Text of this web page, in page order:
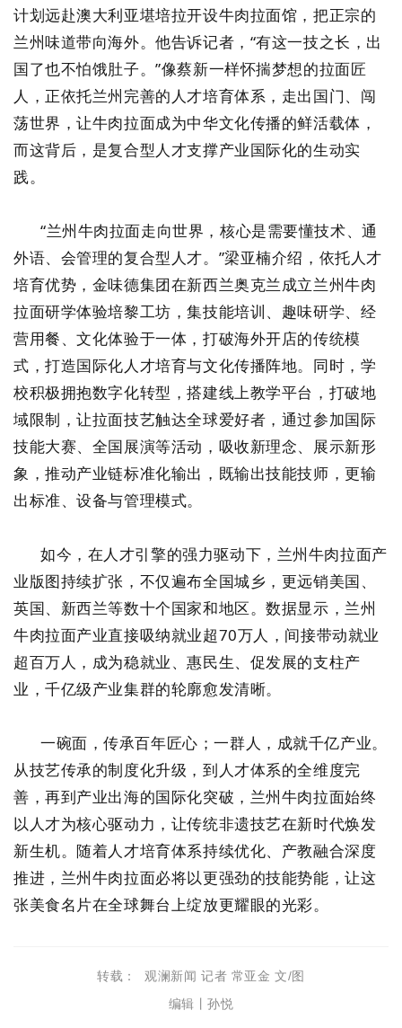
计划远赴澳大利亚堪培拉开设牛肉拉面馆，把正宗的
兰州味道带向海外。他告诉记者，“有这一技之长，出
国了也不怕饿肚子。”像蔡新一样怀揣梦想的拉面匠
人，正依托兰州完善的人才培育体系，走出国门、闯
荡世界，让牛肉拉面成为中华文化传播的鲜活载体，
而这背后，是复合型人才支撑产业国际化的生动实
践。
“兰州牛肉拉面走向世界，核心是需要懂技术、通
外语、会管理的复合型人才。”梁亚楠介绍，依托人才
培育优势，金味德集团在新西兰奥克兰成立兰州牛肉
拉面研学体验培黎工坊，集技能培训、趣味研学、经
营用餐、文化体验于一体，打破海外开店的传统模
式，打造国际化人才培育与文化传播阵地。同时，学
校积极拥抱数字化转型，搭建线上教学平台，打破地
域限制，让拉面技艺触达全球爱好者，通过参加国际
技能大赛、全国展演等活动，吸收新理念、展示新形
象，推动产业链标准化输出，既输出技能技师，更输
出标准、设备与管理模式。
如今，在人才引擎的强力驱动下，兰州牛肉拉面产
业版图持续扩张，不仅遍布全国城乡，更远销美国、
英国、新西兰等数十个国家和地区。数据显示，兰州
牛肉拉面产业直接吸纳就业超70万人，间接带动就业
超百万人，成为稳就业、惠民生、促发展的支柱产
业，千亿级产业集群的轮廓愈发清晰。
一碗面，传承百年匠心；一群人，成就千亿产业。
从技艺传承的制度化升级，到人才体系的全维度完
善，再到产业出海的国际化突破，兰州牛肉拉面始终
以人才为核心驱动力，让传统非遗技艺在新时代焕发
新生机。随着人才培育体系持续优化、产教融合深度
推进，兰州牛肉拉面必将以更强劲的技能势能，让这
张美食名片在全球舞台上绽放更耀眼的光彩。
转载： 观澜新闻 记者 常亚金 文/图
编辑丨孙悦